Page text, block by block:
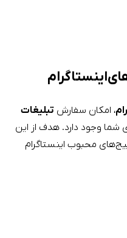
اینستاگرام
، امکان سفارش تبلیغات
شما وجود دارد. هدف از این
محبوب اینستاگرام